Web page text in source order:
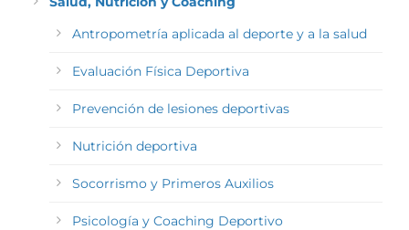
Antropometría aplicada al deporte y a la salud
Evaluación Física Deportiva
Prevención de lesiones deportivas
Nutrición deportiva
Socorrismo y Primeros Auxilios
Psicología y Coaching Deportivo